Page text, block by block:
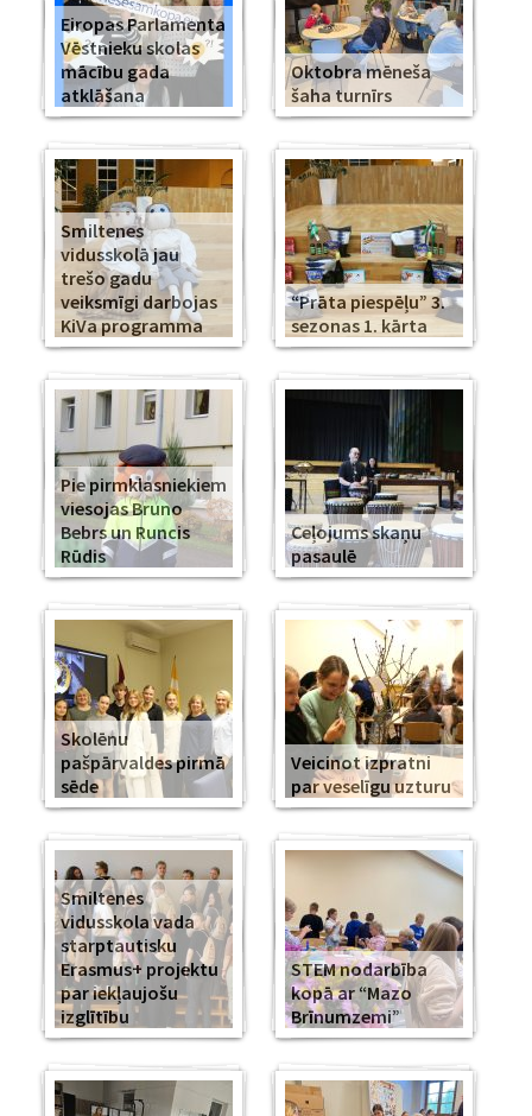
Eiropas Parlamenta
Vēstnieku skolas
mācību gada
atklāšana
Oktobra mēneša
šaha turnīrs
Smiltenes
vidusskolā jau
trešo gadu
veiksmīgi darbojas
KiVa programma
“Prāta piespēļu” 3.
sezonas 1. kārta
Pie pirmklasniekiem
viesojas Bruno
Bebrs un Runcis
Rūdis
Ceļojums skaņu
pasaulē
Skolēnu
pašpārvaldes pirmā
sēde
Veicinot izpratni
par veselīgu uzturu
Smiltenes
vidusskola vada
starptautisku
Erasmus+ projektu
par iekļaujošu
izglītību
STEM nodarbība
kopā ar “Mazo
Brīnumzemi”